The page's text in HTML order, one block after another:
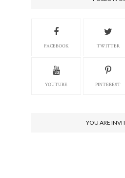
FACEBOOK TWITTER
YOUTUBE PINTEREST
YOU ARE